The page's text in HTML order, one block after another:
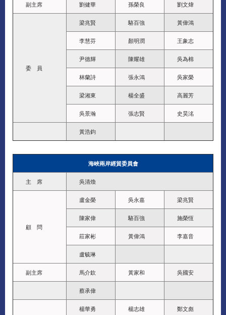
副主席 劉健華 孫榮良 劉文煒
委 員
梁兆賢 駱百強 黃偉鴻
李慧芬 顏明潤 王象志
尹德輝 陳耀雄 吳為棉
林蘭詩 張永鴻 吳家榮
梁湘東 楊全盛 高麗芳
吳景瀚 張志賢 史昊洺
黃浩鈞
海峽兩岸經貿委員會
主 席 吳清煥
顧 問
盧金榮 吳永嘉 梁兆賢
陳家偉 駱百強 施榮恆
莊家彬 黃偉鴻 李嘉音
盧毓琳
副主席 馬介欽 黃家和 吳國安
蔡承偉
楊華勇 楊志雄 鄭文彪